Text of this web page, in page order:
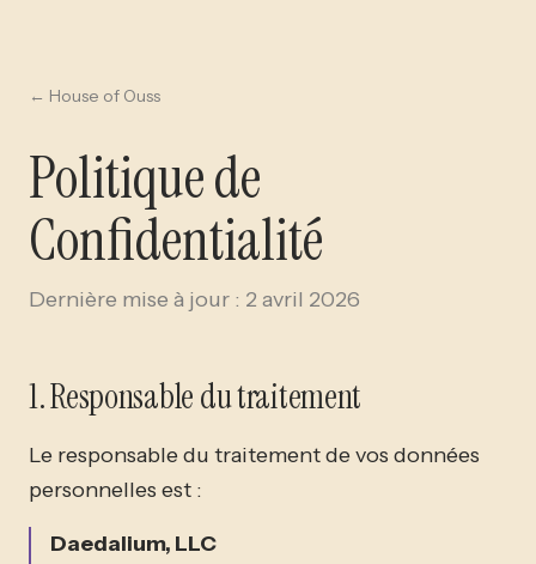
← House of Ouss
Politique de
Confidentialité
Dernière mise à jour : 2 avril 2026
1. Responsable du traitement
Le responsable du traitement de vos données
personnelles est :
Daedalium, LLC